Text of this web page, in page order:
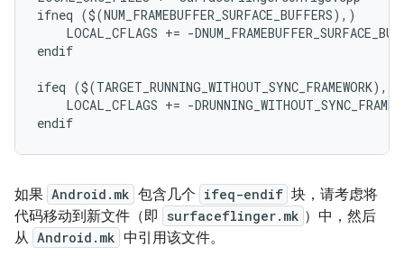
ifneq ($(NUM_FRAMEBUFFER_SURFACE_BUFFERS),)
LOCAL_CFLAGS += -
endif
ifeq
LOCAL_CFLAGS += -
如果 Android.mk 包含几个 ifeq-endif 块，请考虑将
代码移动到新文件（即
surfaceflinger.mk ）中，然后
从 Android.mk 中引用该文件。